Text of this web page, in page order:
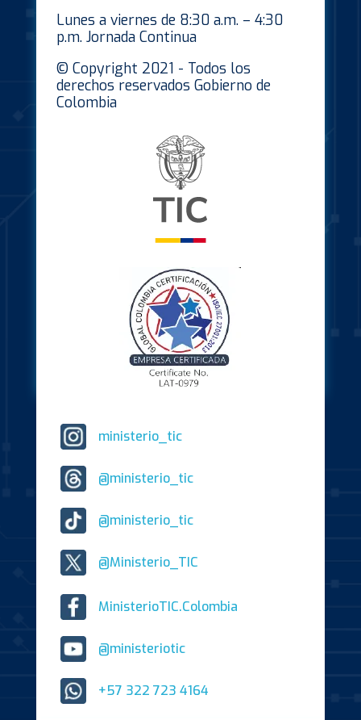
Lunes a viernes de 8:30 a.m. – 4:30
p.m. Jornada Continua
© Copyright 2021 - Todos los
derechos reservados Gobierno de
Colombia
ministerio_tic
@ministerio_tic
@ministerio_tic
@Ministerio_TIC
MinisterioTIC.Colombia
@ministeriotic
+57 322 723 4164